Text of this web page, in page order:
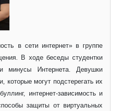
в сети интернет» в группе
В ходе беседы студентки
Интернета. Девушки
которые могут подстерегать их
интернет-зависимость и
защиты от виртуальных